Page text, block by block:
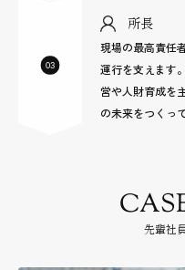
所長
現場の最高責任
運行を支えます
営や人財育成を
の未来をつくっ
先輩社